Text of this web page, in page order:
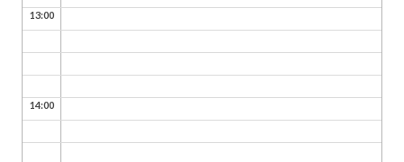
13:00
14:00